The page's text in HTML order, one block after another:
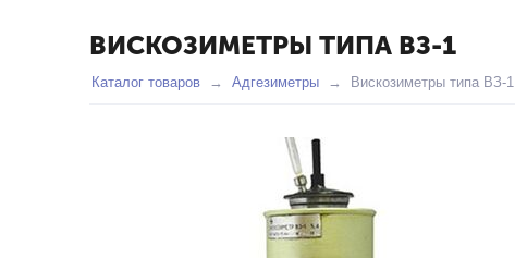
ВИСКОЗИМЕТРЫ ТИПА ВЗ-1
Каталог товаров Адгезиметры Вискозиметры типа ВЗ-1